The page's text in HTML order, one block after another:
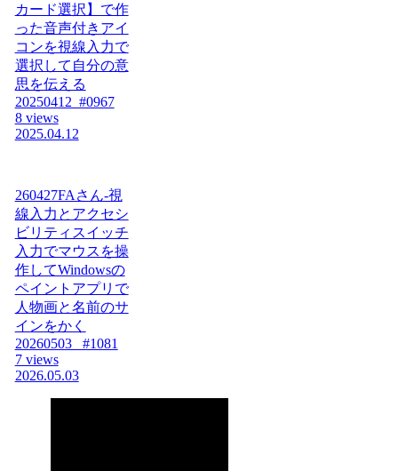
カード選択】で作
った音声付きアイ
コンを視線入力で
選択して自分の意
思を伝える
20250412_#0967
8 views
2025.04.12
260427FAさん-視
線入力とアクセシ
ビリティスイッチ
入力でマウスを操
作してWindowsの
ペイントアプリで
人物画と名前のサ
インをかく
20260503_ #1081
7 views
2026.05.03